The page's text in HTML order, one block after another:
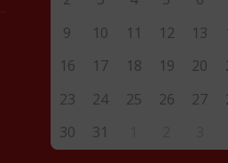
9
10 11 12 13
16
17 18 19 20
23
24 25 26 27
30
31